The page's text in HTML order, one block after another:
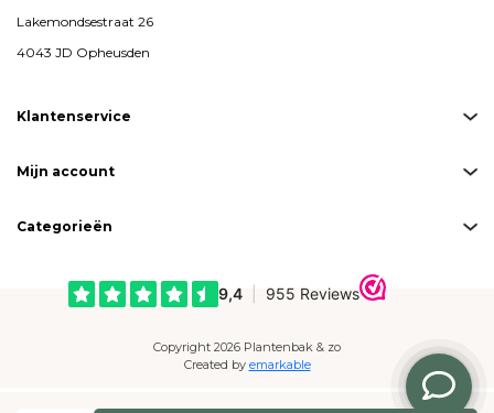
Lakemondsestraat 26
4043 JD Opheusden
Klantenservice
Mijn account
Categorieën
Copyright 2026 Plantenbak & zo
Created by emarkable